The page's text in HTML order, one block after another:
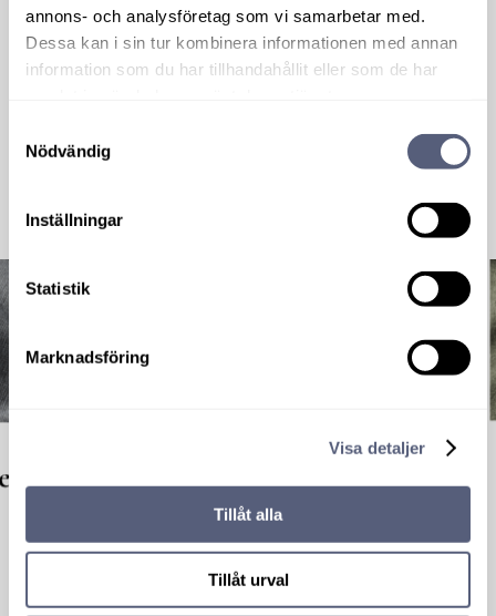
annons- och analysföretag som vi samarbetar med.
Dessa kan i sin tur kombinera informationen med annan
information som du har tillhandahållit eller som de har
Nödvändig
Inställningar
Statistik
Marknadsföring
Visa detaljer
Tillåt alla
Tillåt urval
Steel
Cloudy
Grey
Sky Blue